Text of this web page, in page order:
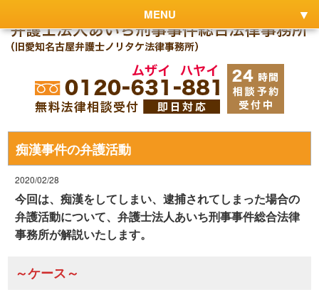
MENU
痴漢事件の弁護活動
2020/02/28
今回は、痴漢をしてしまい、逮捕されてしまった場合の
弁護活動について、弁護士法人あいち刑事事件総合法律
事務所が解説いたします。
～ケース～